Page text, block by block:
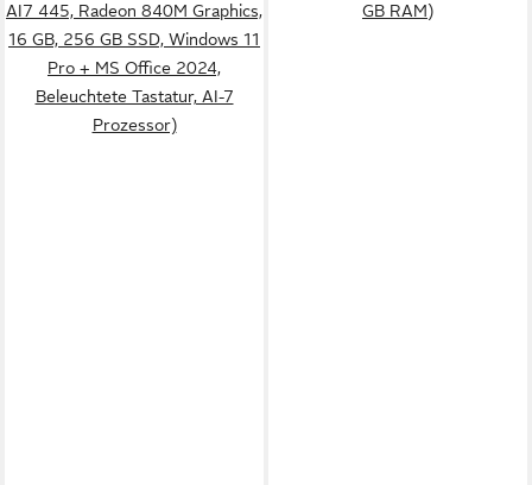
AI7 445, Radeon 840M Graphics,
16 GB, 256 GB SSD, Windows 11
Pro + MS Office 2024,
Beleuchtete Tastatur, AI-7
Prozessor)
GB RAM)